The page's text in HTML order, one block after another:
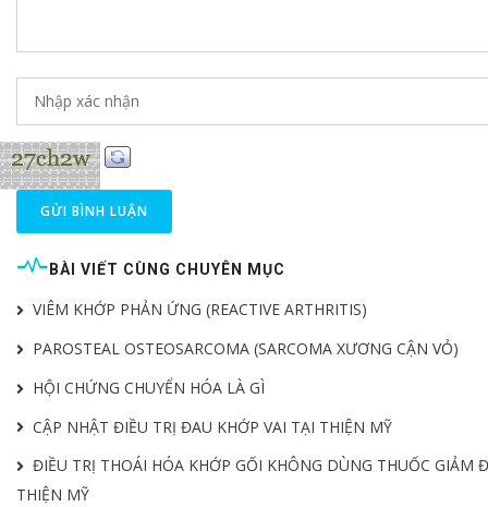
GỬI BÌNH LUẬN
BÀI VIẾT CÙNG CHUYÊN MỤC
VIÊM KHỚP PHẢN ỨNG (REACTIVE ARTHRITIS)
PAROSTEAL OSTEOSARCOMA (SARCOMA XƯƠNG CẬN VỎ)
HỘI CHỨNG CHUYỂN HÓA LÀ GÌ
CẬP NHẬT ĐIỀU TRỊ ĐAU KHỚP VAI TẠI THIỆN MỸ
ĐIỀU TRỊ THOÁI HÓA KHỚP GỐI KHÔNG DÙNG THUỐC GIẢM
THIỆN MỸ